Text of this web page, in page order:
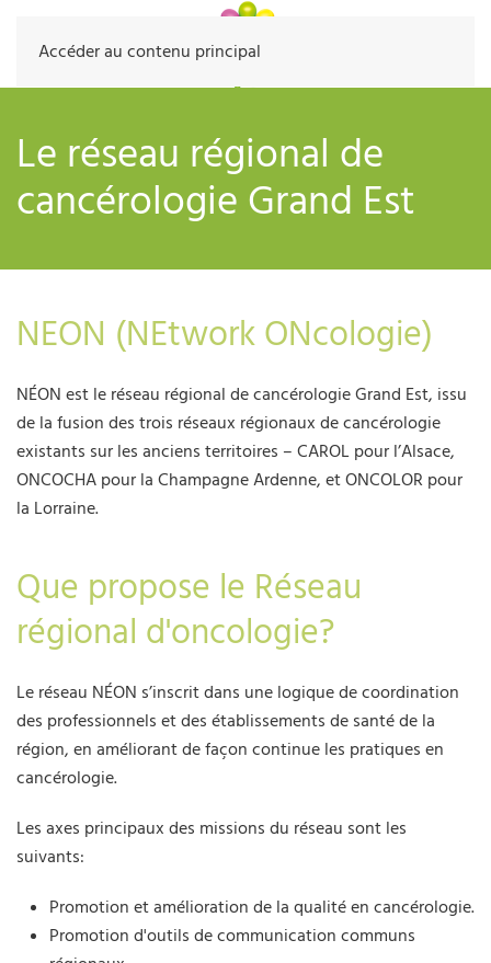
Accéder au contenu principal
Le réseau régional de
cancérologie Grand Est
NEON (NEtwork ONcologie)
NÉON est le réseau régional de cancérologie Grand Est, issu
de la fusion des trois réseaux régionaux de cancérologie
existants sur les anciens territoires – CAROL pour l’Alsace,
ONCOCHA pour la Champagne Ardenne, et ONCOLOR pour
la Lorraine.
Que propose le Réseau
régional d'oncologie?
Le réseau NÉON s’inscrit dans une logique de coordination
des professionnels et des établissements de santé de la
région, en améliorant de façon continue les pratiques en
cancérologie.
Les axes principaux des missions du réseau sont les
suivants:
Promotion et amélioration de la qualité en cancérologie.
Promotion d'outils de communication communs